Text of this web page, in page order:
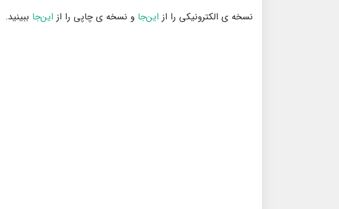
نسخه ی الکترونیکی را از این‌جا و نسخه ی چاپی را از این‌جا ببینید.